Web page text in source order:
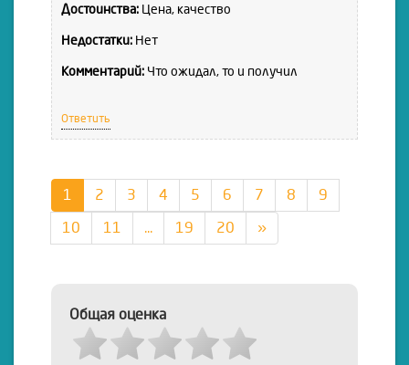
Достоинства: Цена, качество
Недостатки: Нет
Комментарий: Что ожидал, то и получил
Ответить
1 2 3 4 5 6 7 8 9
10 11 ... 19 20 »
Общая оценка